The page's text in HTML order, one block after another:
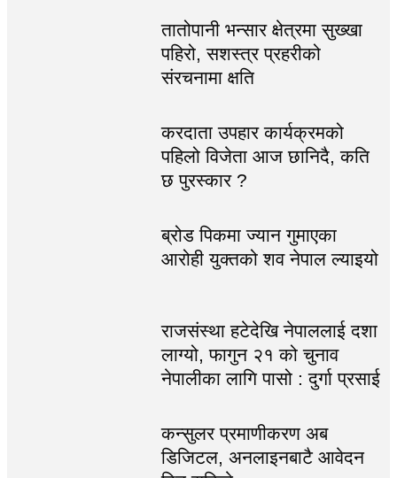
तातोपानी भन्सार क्षेत्रमा सुख्खा
पहिरो, सशस्त्र प्रहरीको
संरचनामा क्षति
करदाता उपहार कार्यक्रमको
पहिलो विजेता आज छानिदै, कति
छ पुरस्कार ?
ब्रोड पिकमा ज्यान गुमाएका
आरोही युक्तको शव नेपाल ल्याइयो
राजसंस्था हटेदेखि नेपाललाई दशा
लाग्यो, फागुन २१ को चुनाव
नेपालीका लागि पासो : दुर्गा प्रसाई
कन्सुलर प्रमाणीकरण अब
डिजिटल, अनलाइनबाटै आवेदन